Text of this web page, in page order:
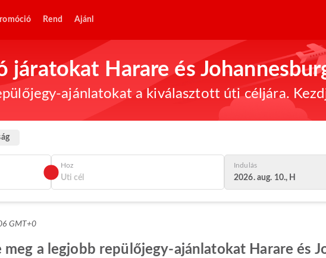
Rend Ajánl
járatokat Harare és
ajánlatokat a kiválasztott úti céljára.
Hoz Indulás
2026. aug. 10., H
GMT+0
meg a legjobb repülőjegy-ajánlatokat Harare és